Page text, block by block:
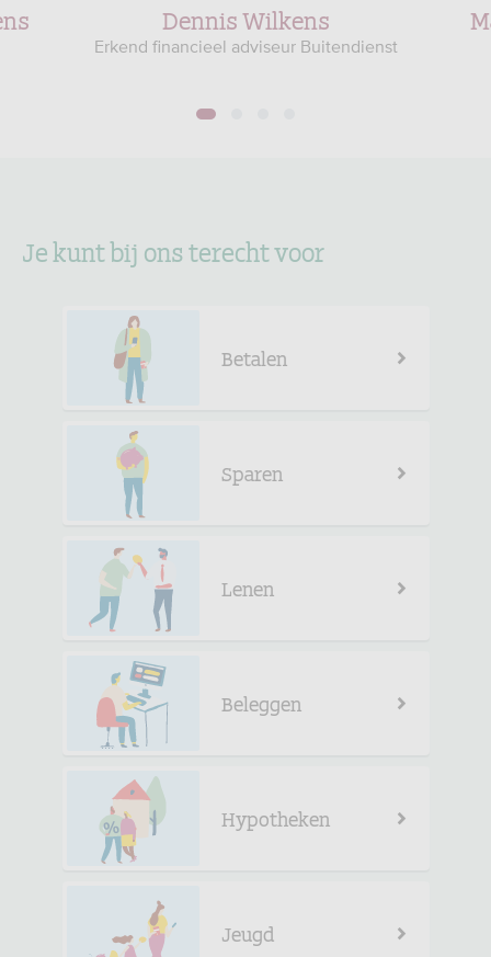
Dennis Wilkens
Erkend financieel adviseur Buitendienst
1
Je kunt bij ons terecht voor
Betalen
Sparen
Lenen
Beleggen
Hypotheken
Jeugd